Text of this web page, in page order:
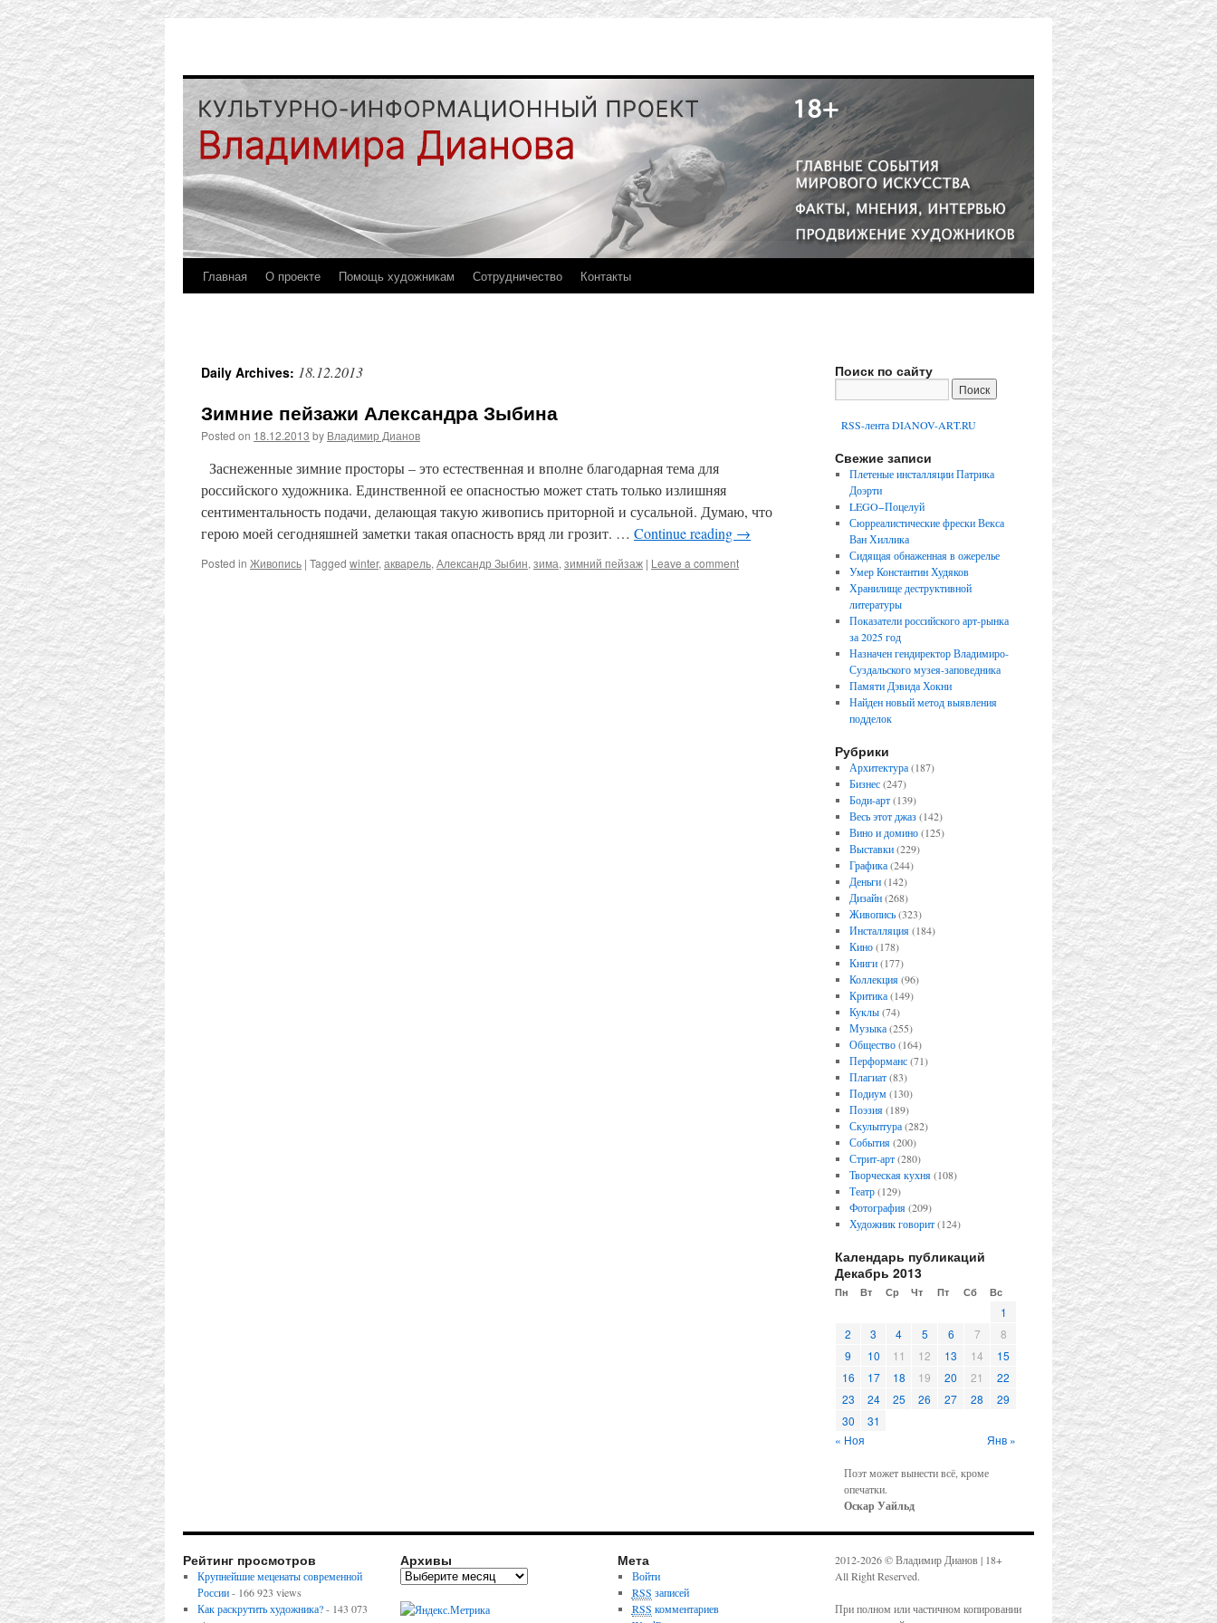
Главная О проекте Помощь художникам Сотрудничество Контакты
Daily Archives: 18.12.2013
Зимние пейзажи Александра Зыбина
Posted on 18.12.2013 by Владимир Дианов
Заснеженные зимние просторы – это естественная и вполне благодарная тема для
российского художника. Единственной ее опасностью может стать только излишняя
сентиментальность подачи, делающая такую живопись приторной и сусальной. Думаю, что
герою моей сегодняшней заметки такая опасность вряд ли грозит. … Continue reading →
Posted in Живопись | Tagged winter, акварель, Александр Зыбин, зима, зимний пейзаж | Leave a comment
Поиск по сайту
RSS-лента DIANOV-ART.RU
Свежие записи
Плетеные инсталляции Патрика
Доэрти
LEGO−Поцелуй
Сюрреалистические фрески Векса
Ван Хиллика
Сидящая обнаженная в ожерелье
Умер Константин Худяков
Хранилище деструктивной
литературы
Показатели российского арт-рынка
за 2025 год
Назначен гендиректор Владимиро-
Суздальского музея-заповедника
Памяти Дэвида Хокни
Найден новый метод выявления
подделок
Рубрики
Архитектура(187)
Бизнес(247)
Боди-арт(139)
Весь этот джаз(142)
Вино и домино(125)
Выставки(229)
Графика(244)
Деньги(142)
Дизайн(268)
Живопись(323)
Инсталляция(184)
Кино(178)
Книги(177)
Коллекция(96)
Критика(149)
Куклы(74)
Музыка(255)
Общество(164)
Перформанс(71)
Плагиат(83)
Подиум(130)
Поэзия(189)
Скульптура(282)
События(200)
Стрит-арт(280)
Творческая кухня(108)
Театр(129)
Фотография(209)
Художник говорит(124)
Календарь публикаций
Декабрь 2013
Пн Вт Ср Чт Пт Сб Вс
« Ноя Янв »
1
2
3 4 5 6 7
8
9
10 11 12 13 14
15
16
17 18 19 20 21
22
23
24 25 26 27 28
29
30
31
Поэт может вынести всё, кроме
опечатки.
Оскар Уайльд
Рейтинг просмотров
Крупнейшие меценаты современной
России- 166 923 views
Как раскрутить художника?- 143 073
Архивы Мета
Войти
RSS записей
RSS комментариев
2012-2026 © Владимир Дианов | 18+
All Right Reserved.
При полном или частичном копировании